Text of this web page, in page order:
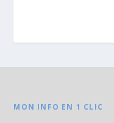
MON INFO EN 1 CLIC